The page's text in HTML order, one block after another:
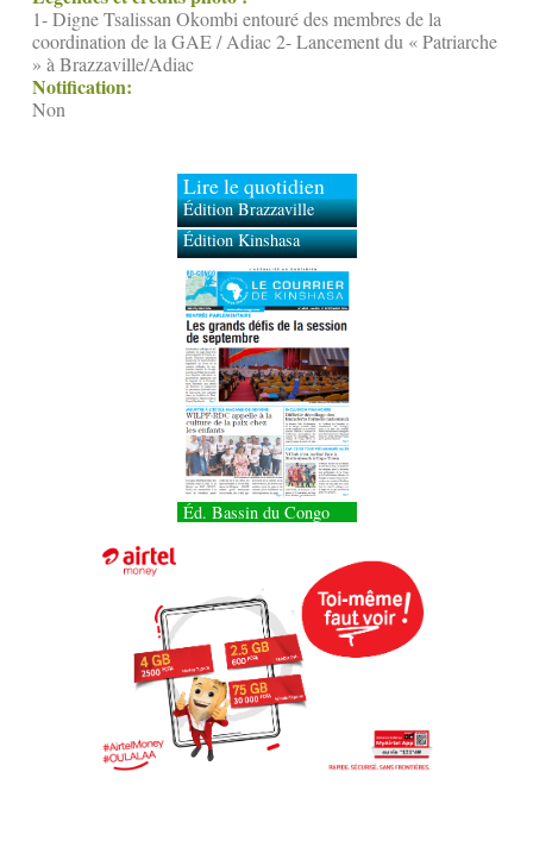
1- Digne Tsalissan Okombi entouré des membres de la
coordination de la GAE / Adiac 2- Lancement du « Patriarche
» à Brazzaville/Adiac
Notification:
Non
Lire le quotidien
Édition Brazzaville
Édition Kinshasa
Éd. Bassin du Congo